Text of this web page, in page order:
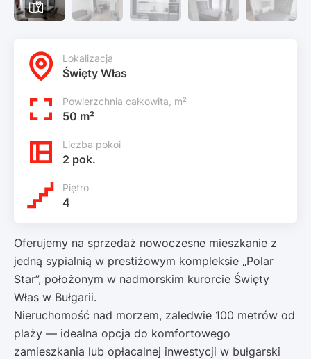
Lokalizacja
Święty Włas
Powierzchnia całkowita, m²
50 m²
Liczba pokoi
2 pok.
Piętro
4
Oferujemy na sprzedaż nowoczesne mieszkanie z
jedną sypialnią w prestiżowym kompleksie „Polar
Star”, położonym w nadmorskim kurorcie Święty
Włas w Bułgarii.
Nieruchomość nad morzem, zaledwie 100 metrów od
plaży — idealna opcja do komfortowego
zamieszkania lub opłacalnej inwestycji w bułgarski